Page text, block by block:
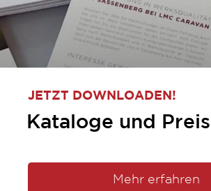
REISESAISON
Spüre die
Warum Campingurlaub so
ist